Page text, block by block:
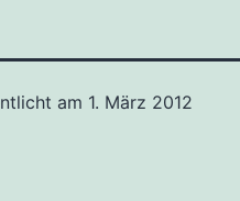
am 1. März 2012